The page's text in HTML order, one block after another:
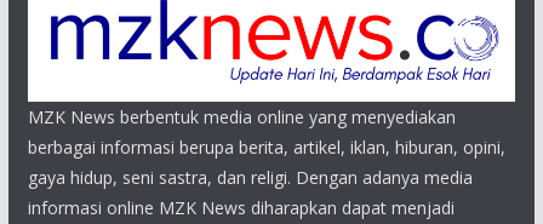
MZK News berbentuk media online yang menyediakan
berbagai informasi berupa berita, artikel, iklan, hiburan, opini,
gaya hidup, seni sastra, dan religi. Dengan adanya media
informasi online MZK News diharapkan dapat menjadi